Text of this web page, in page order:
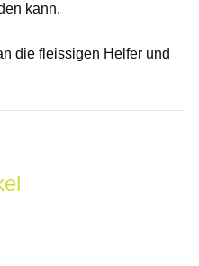
kann.
die fleissigen Helfer und